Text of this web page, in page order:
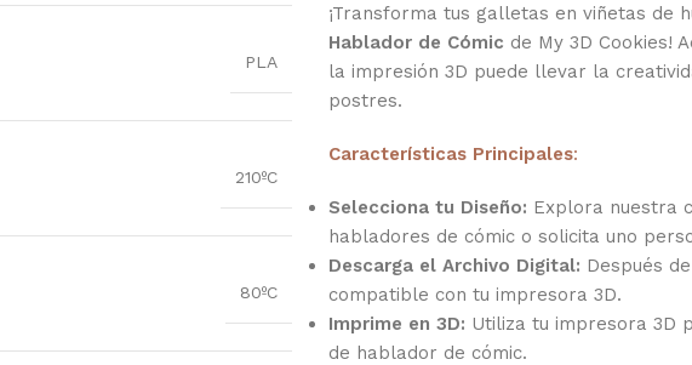
PLA
210ºC
80ºC
¡Transforma tus galletas en viñetas de
Hablador de Cómic de My 3D Cookies!
la impresión 3D puede llevar la
postres.
Características Principales:
Selecciona tu Diseño: Explora nuestra
habladores de cómic o solicita uno
Descarga el Archivo Digital: Después
compatible con tu impresora 3D.
Imprime en 3D: Utiliza tu impresora 3D
de hablador de cómic.